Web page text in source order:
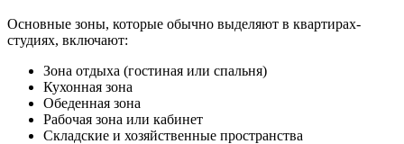
Основные зоны, которые обычно выделяют в квартирах-
студиях, включают:
Зона отдыха (гостиная или спальня)
Кухонная зона
Обеденная зона
Рабочая зона или кабинет
Складские и хозяйственные пространства